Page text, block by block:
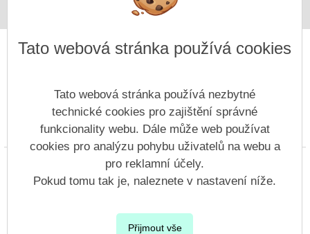
Prohlášení o přístupnosti Mapa webu Cookies
Copyright © 2022 - 2023 ZŠ Nový Bor, Generála Svobody &
Vitalex Group- Tvorba školních webů
| Na redakčním systému
Tato webová stránka používá cookies
Tato webová stránka používá nezbytné
technické cookies pro zajištění správné
funkcionality webu. Dále může web používat
cookies pro analýzu pohybu uživatelů na webu a
pro reklamní účely.
Pokud tomu tak je, naleznete v nastavení níže.
Přijmout vše